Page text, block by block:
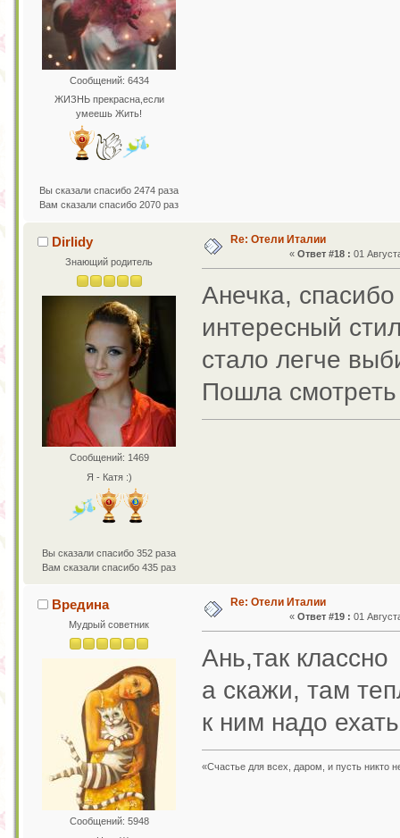
Сообщений: 6434
ЖИЗНЬ прекрасна,если
умеешь Жить!
Вы сказали спасибо 2474 раза
Вам сказали спасибо 2070 раз
Dirlidy
Знающий родитель
Сообщений: 1469
Я - Катя :)
Вы сказали спасибо 352 раза
Вам сказали спасибо 435 раз
Re: Отели Италии
« Ответ #18 : 01
Анечка,
интересный
стало легче
Пошла
Вредина
Мудрый советник
Сообщений: 5948
Re: Отели Италии
« Ответ #19 : 01
Ань,так
а скажи, там
к ним надо
«Счастье для всех, даром, и пусть никто